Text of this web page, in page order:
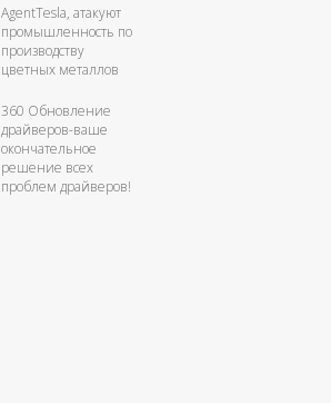
AgentTesla, атакуют
промышленность по
производству
цветных металлов
360 Обновление
драйверов-ваше
окончательное
решение всех
проблем драйверов!